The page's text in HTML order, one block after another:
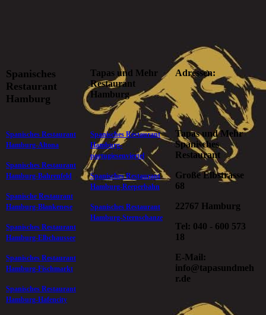
Spanisches
Restaurant
Hamburg
Tapas und Mehr
Restaurant
Hamburg
Adressen:
Spanisches Restaurant
Hamburg-Altona
Spanisches Restaurant
Hamburg-Bahrenfeld
Spanische Restaurant
Hamburg-Blankenese
Spanisches Restaurant
Hamburg-Elbchaussee
Spanisches Restaurant
Hamburg-Fischmarkt
Spanisches Restaurant
Hamburg-Hafencity
Spanisches Restaurant
Hamburg-
portugiesenviertel
Spanisches Restaurant
Hamburg-Reeperbahn
Spanisches Restaurant
Hamburg-Sternschanze
Tapas und Mehr
Spanisches
Restaurant
Große Elbstrasse
68
22767 Hamburg
Tel: 040 - 600 573
18
E-Mail:
info@tapasundmeh
r.de